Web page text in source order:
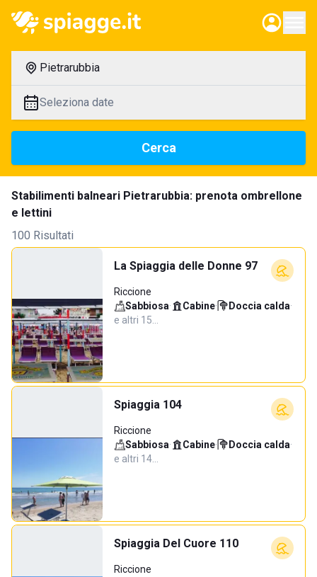
Pietrarubbia
Seleziona date
Cerca
Stabilimenti balneari Pietrarubbia: prenota ombrellone
e lettini
100 Risultati
La Spiaggia delle Donne 97
Riccione
Sabbiosa· Cabine· Doccia calda·
e altri 15…
Spiaggia 104
Riccione
Sabbiosa· Cabine· Doccia calda·
e altri 14…
Spiaggia Del Cuore 110
Riccione